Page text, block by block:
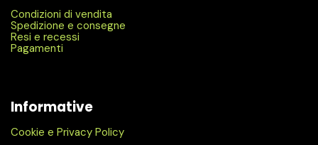
Condizioni di vendita
Spedizione e consegne
Resi e recessi
Pagamenti
Informative
Cookie e Privacy Policy